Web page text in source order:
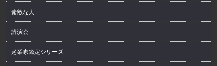
素敵な人
講演会
起業家鑑定シリーズ